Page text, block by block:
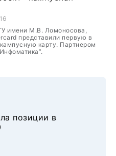
имени М.В. Ломоносова,
представили первую в
карту. Партнером
позиции в